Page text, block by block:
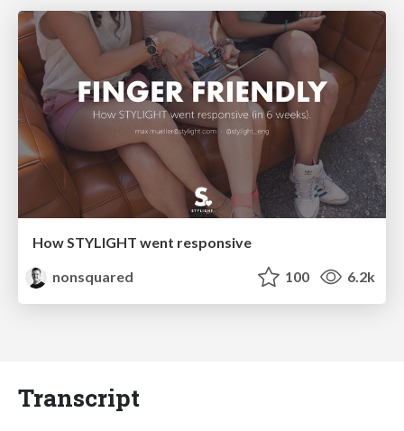
How STYLIGHT went responsive
nonsquared
100 6.2k
Transcript